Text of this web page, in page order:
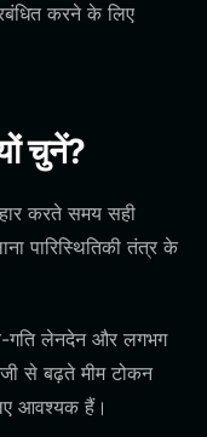
करने के लिए
चुनें?
करते समय सही
पारिस्थितिकी तंत्र के
गति लेनदेन और लगभग
से बढ़ते मीम टोकन
आवश्यक हैं।